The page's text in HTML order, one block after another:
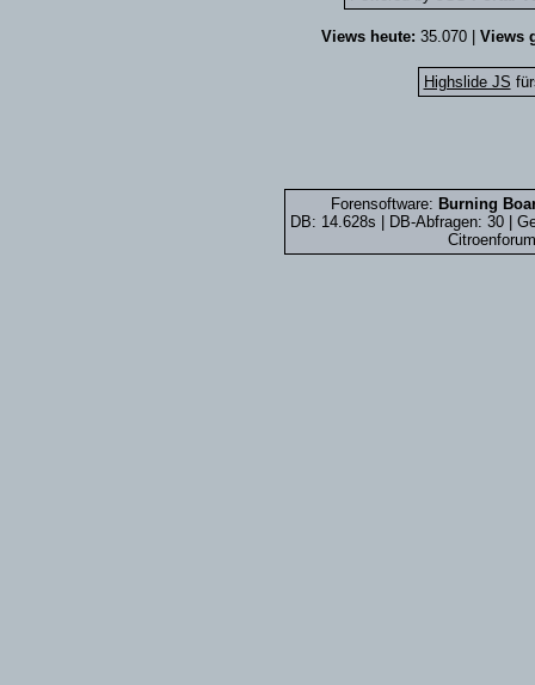
Views heute: 35.070 | Views
Highslide JS
Forensoftware: Burning
DB: 14.628s | DB-Abfragen: 30 |